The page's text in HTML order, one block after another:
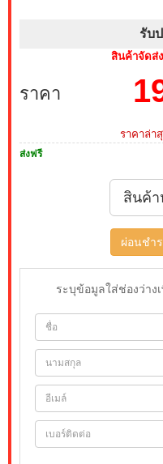
รับ
สินค้าจัดส่
ราคา
ราคาล่า
ส่งฟรี
สินค้
ผ่อนชำ
ระบุข้อมูลใส่ช่องว่าง